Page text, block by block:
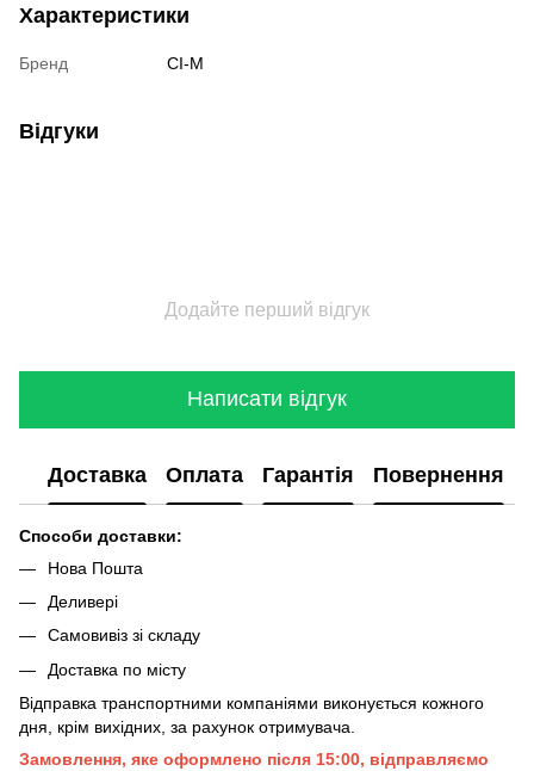
Характеристики
Бренд CI-M
Відгуки
Додайте перший відгук
Написати відгук
Доставка Оплата Гарантія Повернення
Способи доставки:
Нова Пошта
Деливері
Самовивіз зі складу
Доставка по місту
Відправка транспортними компаніями виконується кожного
дня, крім вихідних, за рахунок отримувача.
Замовлення, яке оформлено після 15:00, відправляємо